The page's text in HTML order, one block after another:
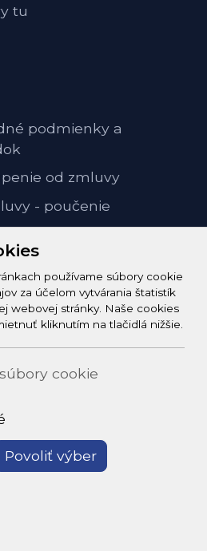
používame súbory cookie
za účelom vytvárania štatistík
webovej stránky. Naše cookies
kliknutím na tlačidlá nižšie.
cookie
Povoliť výber
tu
podmienky a
od zmluvy
- poučenie
majster.sk
mayabella s.r.o., Všetky práva